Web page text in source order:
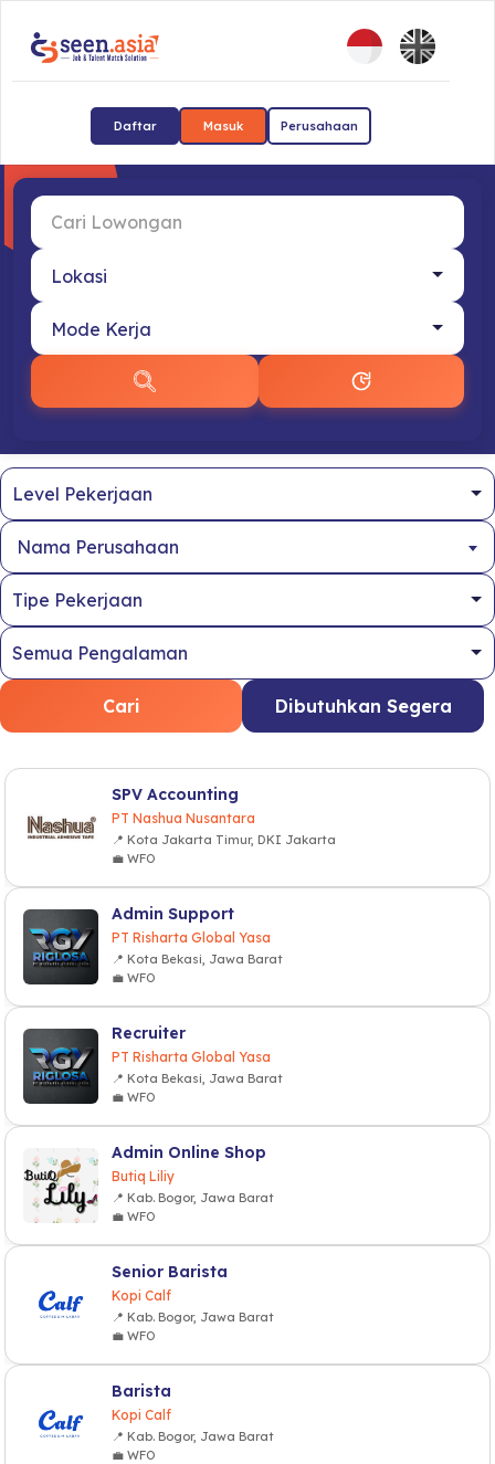
Daftar Masuk Perusahaan
Nama Perusahaan
Cari Dibutuhkan Segera
SPV Accounting
PT Nashua Nusantara
📍 Kota Jakarta Timur, DKI Jakarta
💼 WFO
Admin Support
PT Risharta Global Yasa
📍 Kota Bekasi, Jawa Barat
💼 WFO
Recruiter
PT Risharta Global Yasa
📍 Kota Bekasi, Jawa Barat
💼 WFO
Admin Online Shop
Butiq Liliy
📍 Kab. Bogor, Jawa Barat
💼 WFO
Senior Barista
Kopi Calf
📍 Kab. Bogor, Jawa Barat
💼 WFO
Barista
Kopi Calf
📍 Kab. Bogor, Jawa Barat
💼 WFO